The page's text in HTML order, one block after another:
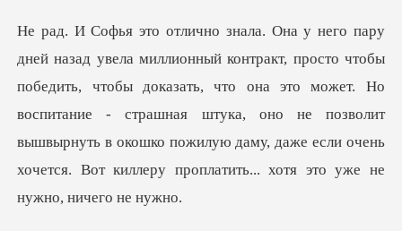
дить, чтобы доказать, что она это может. Но
воспитание - страшная штука, оно не позволит
вышвырнуть в окош